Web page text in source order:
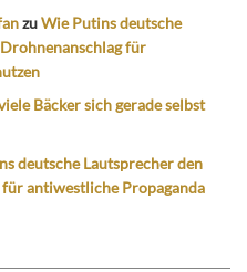
zuWie Putins deutsche
für
Bäcker sich gerade selbst
deutsche Lautsprecher den
antiwestliche Propaganda